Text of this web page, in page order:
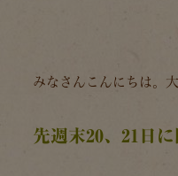
みなさんこんにちは。
先週末20、21日